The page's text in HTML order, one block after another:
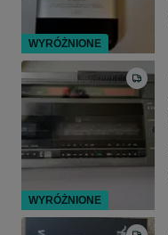
WYRÓŻNIONE
WYRÓŻNIONE